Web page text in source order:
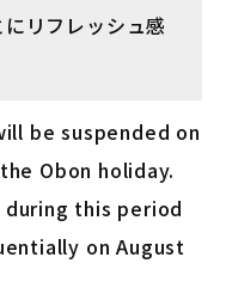
リフレッシュ感
be suspended on
Obon holiday.
during this period
on August